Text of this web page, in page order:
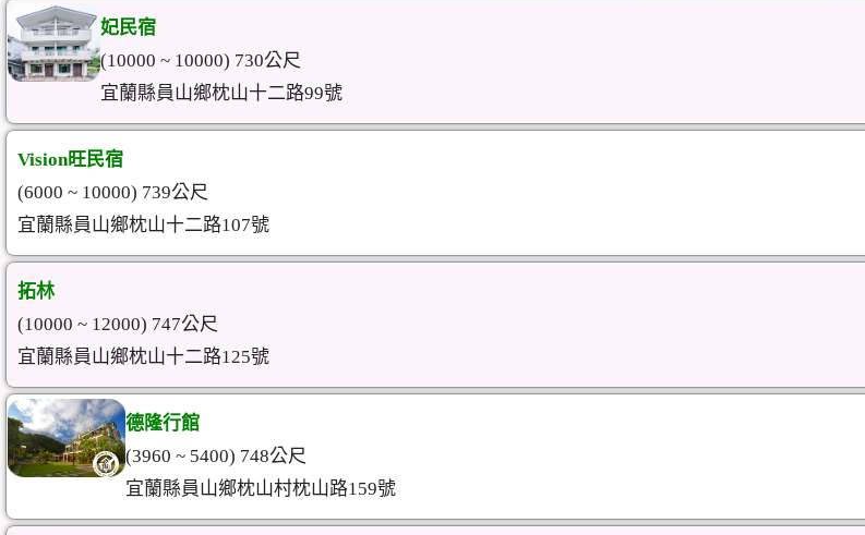
妃民宿
(10000 ~ 10000) 730公尺
宜蘭縣員山鄉枕山十二路99號
Vision旺民宿
(6000 ~ 10000) 739公尺
宜蘭縣員山鄉枕山十二路107號
拓林
(10000 ~ 12000) 747公尺
宜蘭縣員山鄉枕山十二路125號
德隆行館
(3960 ~ 5400) 748公尺
宜蘭縣員山鄉枕山村枕山路159號